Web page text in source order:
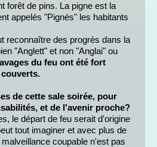
forêt de pins. La pigne est la
appelés "Pignés" les habitants
reconnaître des progrès dans la
"Anglett" et non "Anglai" ou
du feu ont été fort
de cette sale soirée, pour
et de l'avenir proche?
le départ de feu serait d'origine
tout imaginer et avec plus de
coupable n'est pas